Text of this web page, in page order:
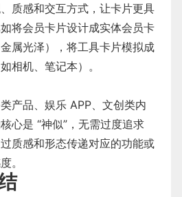
质感和交互方式，让卡片更具
将会员卡片设计成实体会员卡
属光泽），将工具卡片模拟成
相机、笔记本）。
产品、娱乐 APP、文创类内
心是 “神似”，无需过度追求
质感和形态传递对应的功能或
。